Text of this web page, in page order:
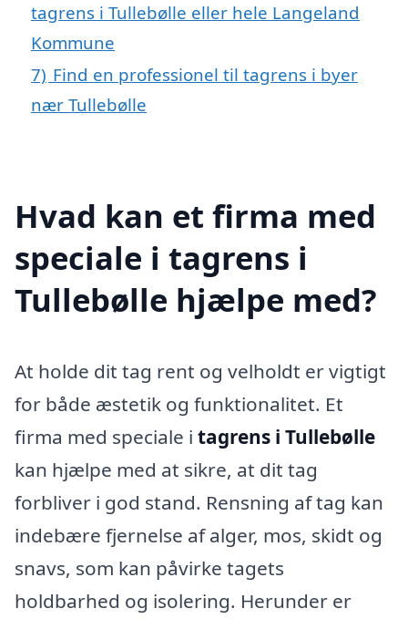
tagrens i Tullebølle eller hele Langeland
Kommune
7) Find en professionel til tagrens i byer
nær Tullebølle
Hvad kan et firma med
speciale i tagrens i
Tullebølle hjælpe med?
At holde dit tag rent og velholdt er vigtigt
for både æstetik og funktionalitet. Et
firma med speciale i tagrens i Tullebølle
kan hjælpe med at sikre, at dit tag
forbliver i god stand. Rensning af tag kan
indebære fjernelse af alger, mos, skidt og
snavs, som kan påvirke tagets
holdbarhed og isolering. Herunder er